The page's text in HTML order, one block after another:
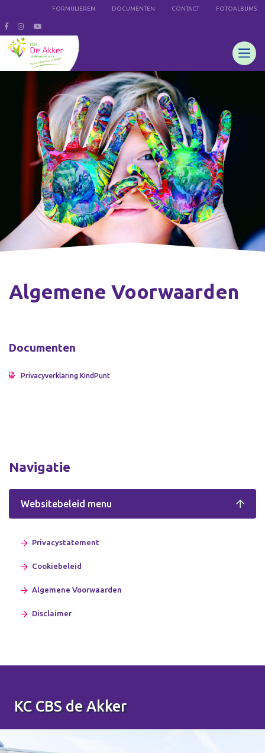
FORMULIEREN DOCUMENTEN CONTACT FOTOALBUMS
Algemene Voorwaarden
Documenten
Privacyverklaring KindPunt
Navigatie
Websitebeleid menu
Privacystatement
Cookiebeleid
Algemene Voorwaarden
Disclaimer
KC CBS de Akker